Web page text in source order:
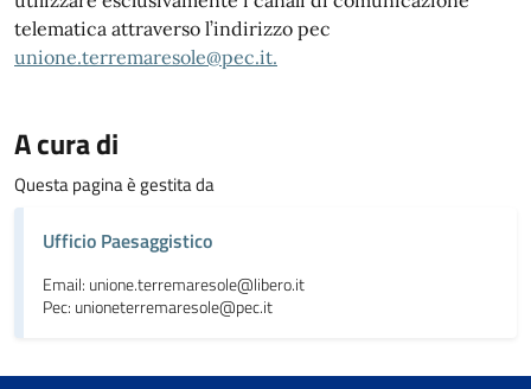
telematica attraverso l’indirizzo pec
unione.terremaresole@pec.it.
A cura di
Questa pagina è gestita da
Ufficio Paesaggistico
Email: unione.terremaresole@libero.it
Pec: unioneterremaresole@pec.it